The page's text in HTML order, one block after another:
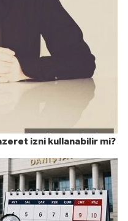
izni kullanabilir mi?